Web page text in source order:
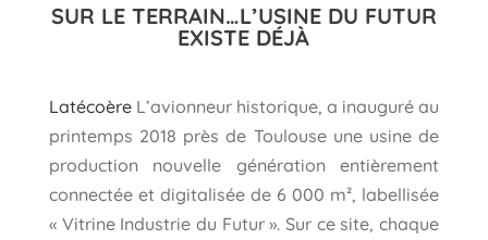
SUR LE TERRAIN…L’USINE DU FUTUR
EXISTE DÉJÀ
Latécoère L’avionneur historique, a inauguré au
printemps 2018 près de Toulouse une usine de
production nouvelle génération entièrement
connectée et digitalisée de 6 000 m², labellisée
« Vitrine Industrie du Futur ». Sur ce site, chaque